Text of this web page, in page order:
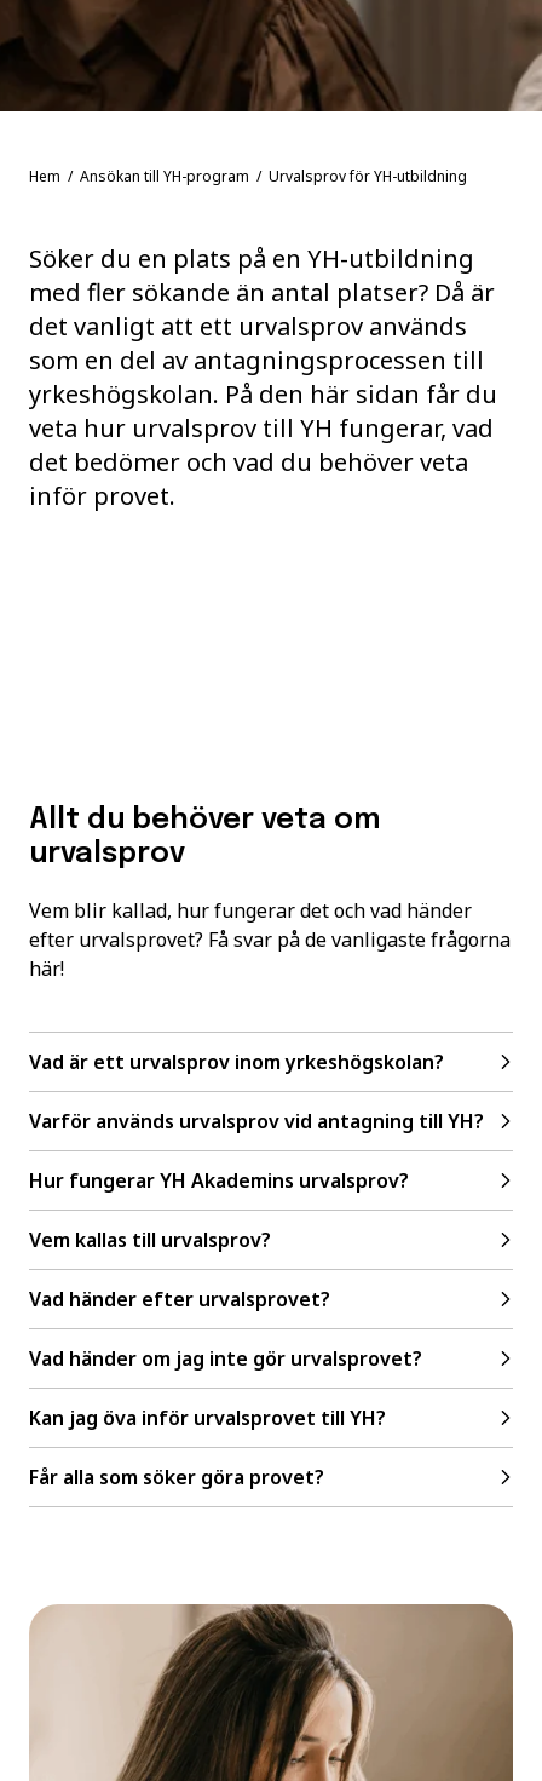
Hem / Ansökan till YH-program / Urvalsprov för YH-utbildning
Söker du en plats på en YH-utbildning
med fler sökande än antal platser? Då är
det vanligt att ett urvalsprov används
som en del av antagningsprocessen till
yrkeshögskolan. På den här sidan får du
veta hur urvalsprov till YH fungerar, vad
det bedömer och vad du behöver veta
inför provet.
Allt du behöver veta om
urvalsprov
Vem blir kallad, hur fungerar det och vad händer
efter urvalsprovet? Få svar på de vanligaste frågorna
här!
Vad är ett urvalsprov inom yrkeshögskolan?
Varför används urvalsprov vid antagning till YH?
Hur fungerar YH Akademins urvalsprov?
Vem kallas till urvalsprov?
Vad händer efter urvalsprovet?
Vad händer om jag inte gör urvalsprovet?
Kan jag öva inför urvalsprovet till YH?
Får alla som söker göra provet?